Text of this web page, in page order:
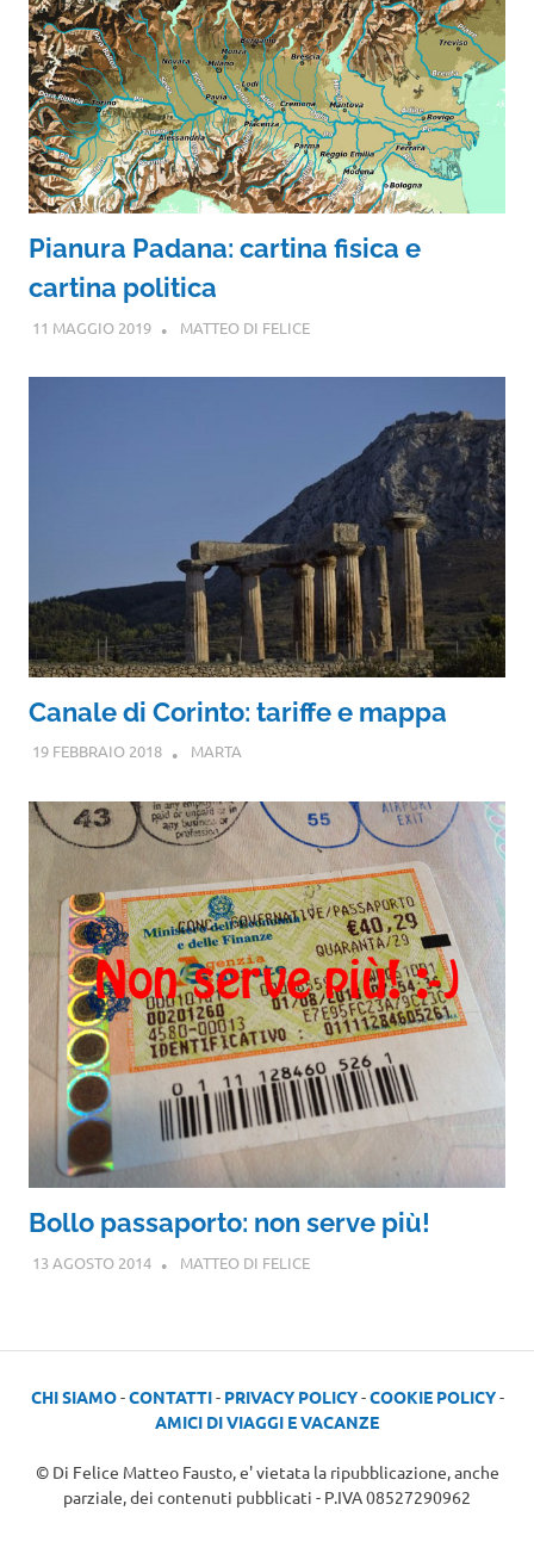
Pianura Padana: cartina fisica e
cartina politica
11 MAGGIO 2019 MATTEO DI FELICE
Canale di Corinto: tariffe e mappa
19 FEBBRAIO 2018 MARTA
Bollo passaporto: non serve più!
13 AGOSTO 2014 MATTEO DI FELICE
CHI SIAMO-CONTATTI- PRIVACY POLICY-COOKIE POLICY-
AMICI DI VIAGGI E VACANZE
© Di Felice Matteo Fausto, e' vietata la ripubblicazione, anche
parziale, dei contenuti pubblicati - P.IVA 08527290962